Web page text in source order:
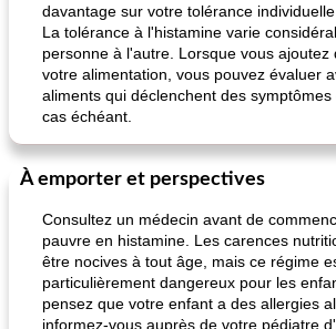
davantage sur votre tolérance
La tolérance à l'histamine varie
personne à l'autre. Lorsque vous ajoutez
votre alimentation, vous pouvez évaluer
aliments qui déclenchent des
cas échéant.
À emporter et perspectives
Consultez un médecin avant de
pauvre en histamine. Les carences
être nocives à tout âge, mais ce régime
particulièrement dangereux pour les
pensez que votre enfant a des allergies
informez-vous auprès de votre pédiatre